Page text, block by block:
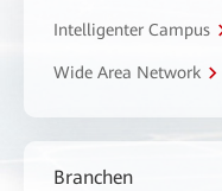
Intelligenter Campus
Wide Area Network
Branchen